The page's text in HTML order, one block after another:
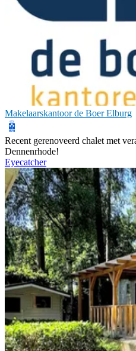
Makelaarskantoor de Boer Elburg
Recent gerenoveerd chalet met
Dennenrhode!
Eyecatcher